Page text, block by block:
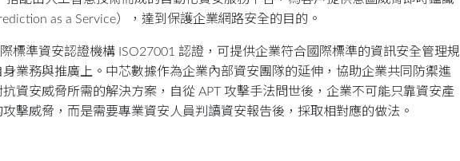
as a Service），達到保護企業網路安全的目的。
標準資安認證機構 ISO27001 認證，可提供企業符合國際標準的資訊安全管理規
業務與推廣上。中芯數據作為企業內部資安團隊的延伸，協助企業共同防禦進
資安威脅所需的解決方案，自從 APT 攻擊手法問世後，企業不可能只靠資安產
擊威脅，而是需要專業資安人員判讀資安報告後，採取相對應的做法。